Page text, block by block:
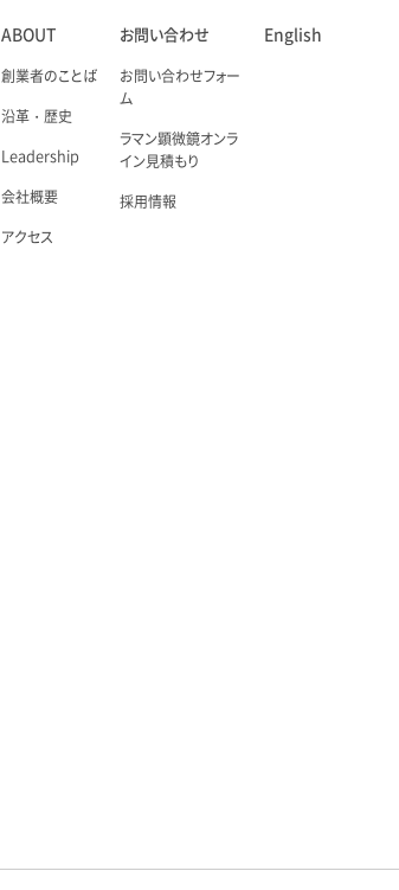
ABOUT
創業者のことば
沿革・歴史
Leadership
会社概要
アクセス
お問い合わせ
お問い合わせフォー
ム
ラマン顕微鏡オンラ
イン見積もり
採用情報
English